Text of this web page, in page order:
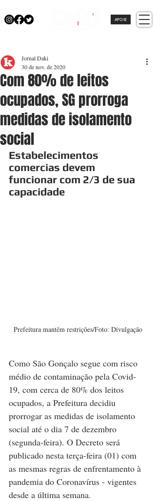
APOIE
Com 80% de leitos
ocupados, SG prorroga
medidas de isolamento
social
Jornal Daki
30 de nov. de 2020
Estabelecimentos
comercias devem
funcionar com 2/3 de sua
capacidade
Prefeitura mantêm restrições/Foto: Divulgação
Como São Gonçalo segue com risco
médio de contaminação pela Covid-
19, com cerca de 80% dos leitos
ocupados, a Prefeitura decidiu
prorrogar as medidas de isolamento
social até o dia 7 de dezembro
(segunda-feira). O Decreto será
publicado nesta terça-feira (01) com
as mesmas regras de enfrentamento à
pandemia do Coronavírus - vigentes
desde a última semana.